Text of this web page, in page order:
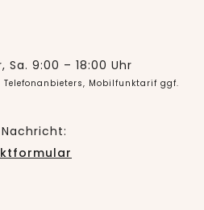
Sa. 9:00 – 18:00 Uhr
Mobilfunktarif ggf.